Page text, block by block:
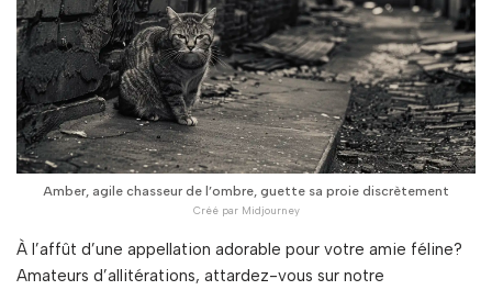
Amber, agile chasseur de l’ombre, guette sa proie discrètement
À l’affût d’une appellation adorable pour votre amie féline?
Amateurs d’allitérations, attardez-vous sur notre